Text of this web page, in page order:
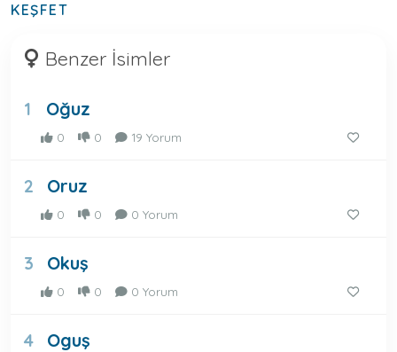
KEŞFET
Benzer İsimler
1 Oğuz
0 0 19 Yorum
2 Oruz
0 0 0 Yorum
3 Okuş
0 0 0 Yorum
4 Oguş